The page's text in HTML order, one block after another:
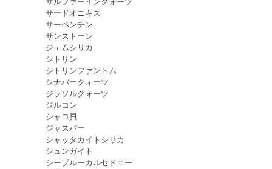
サードオニキス
サーペンチン
サンストーン
ジェムシリカ
シトリン
シトリンファントム
シナバークォーツ
ジラソルクォーツ
ジルコン
シャコ貝
ジャスパー
シャッタカイトシリカ
シュンガイト
シーブルーカルセドニー